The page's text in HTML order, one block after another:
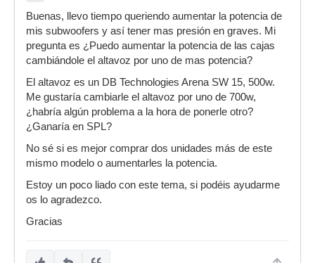
Buenas, llevo tiempo queriendo aumentar la potencia de
mis subwoofers y así tener mas presión en graves. Mi
pregunta es ¿Puedo aumentar la potencia de las cajas
cambiándole el altavoz por uno de mas potencia?
El altavoz es un DB Technologies Arena SW 15, 500w.
Me gustaría cambiarle el altavoz por uno de 700w,
¿habría algún problema a la hora de ponerle otro?
¿Ganaría en SPL?
No sé si es mejor comprar dos unidades más de este
mismo modelo o aumentarles la potencia.
Estoy un poco liado con este tema, si podéis ayudarme
os lo agradezco.
Gracias